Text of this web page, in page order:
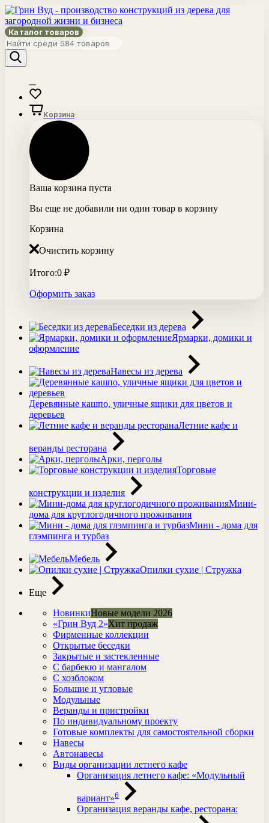
Каталог товаров
Корзина
Ваша корзина пуста
Вы еще не добавили ни один товар в корзину
Корзина
Очистить корзину
Итого:0 ₽
Оформить заказ
Беседки из дерева
Ярмарки, домики и
оформление
Навесы из дерева
Деревянные кашпо, уличные ящики для цветов и
деревьев
Летние кафе и
веранды ресторана
Арки, перголы
Торговые
конструкции и изделия
Мини-
дома для круглогодичного проживания
Мини - дома для
глэмпинга и турбаз
Мебель
Опилки сухие | Стружка
Еще
НовинкиНовые модели 2026
«Грин Вуд 2»Хит продаж
Фирменные коллекции
Открытые беседки
Закрытые и застекленные
С барбекю и мангалом
С хозблоком
Большие и угловые
Модульные
Веранды и пристройки
По индивидуальному проекту
Готовые комплекты для самостоятельной сборки
Навесы
Автонавесы
Виды организации летнего кафе
Организация летнего кафе: «Модульный
вариант»6
Организация веранды кафе, ресторана: